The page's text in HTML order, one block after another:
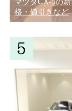
格・値引きなど